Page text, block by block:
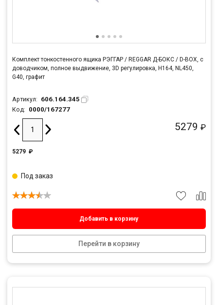
Комплект тонкостенного ящика РЭГГАР / REGGAR Д-БОКС / D-BOX, с
доводчиком, полное выдвижение, 3D регулировка, H164, NL450,
G40, графит
Артикул: 606.164.345
Код: 0000/167277
5279 ₽
5279 ₽
Добавить в корзину
Перейти в корзину
Под заказ